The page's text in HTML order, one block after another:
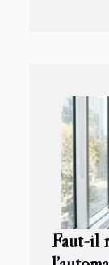
Faut-il